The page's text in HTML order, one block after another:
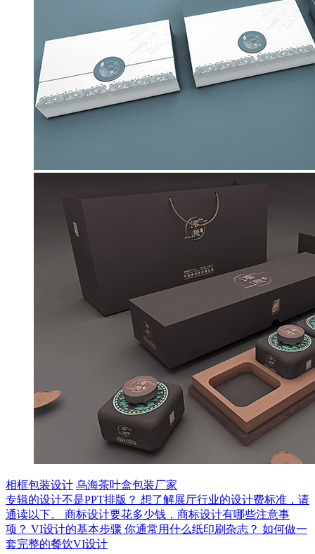
相框包装设计 乌海茶叶盒包装厂家
专辑的设计不是PPT排版？ 想了解展厅行业的设计费标准，请
通读以下。 商标设计要花多少钱，商标设计有哪些注意事
项？ VI设计的基本步骤 你通常用什么纸印刷杂志？ 如何做一
套完整的餐饮VI设计